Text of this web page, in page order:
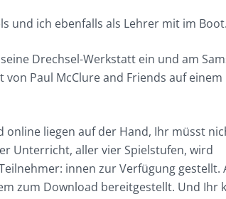
und ich ebenfalls als Lehrer mit im Boot.
Drechsel-Werkstatt ein und am
Paul McClure and Friends auf einem
online liegen auf der Hand, Ihr müsst
Unterricht, aller vier Spielstufen, wird
innen zur Verfügung gestellt.
zum Download bereitgestellt. Und Ihr